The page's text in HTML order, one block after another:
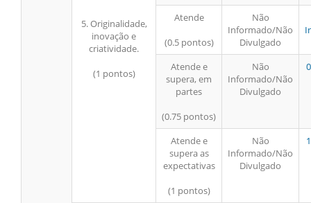
5. Originalidade,
inovação e
criatividade.
(1 pontos)
Atende
(0.5 pontos)
Não
Informado/Não
Divulgado
Atende e
supera, em
partes
(0.75 pontos)
Não
Informado/Não
Divulgado
Atende e
supera as
expectativas
(1 pontos)
Não
Informado/Não
Divulgado